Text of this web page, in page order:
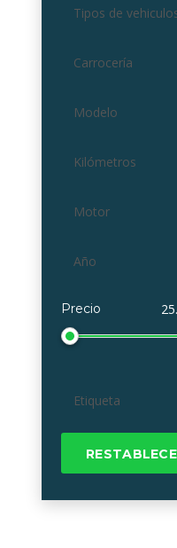
Tipos de
Carrocería
Modelo
Kilómetros
Motor
Año
Precio
Etiqueta